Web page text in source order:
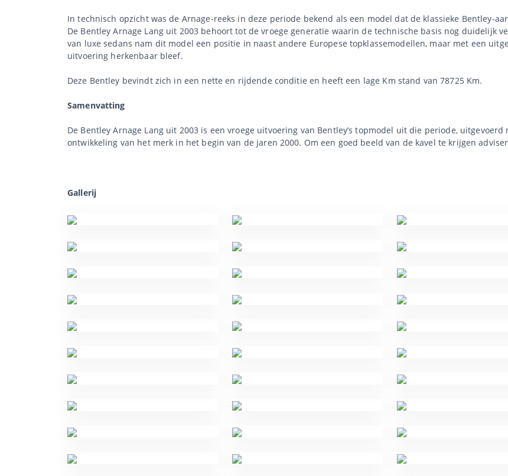
In technisch opzicht was de Arnage-reeks in deze periode bekend als een model dat de klassieke Bentley-
De Bentley Arnage Lang uit 2003 behoort tot de vroege generatie waarin de technische basis nog duidelijk
van luxe sedans nam dit model een positie in naast andere Europese topklassemodellen, maar met een
uitvoering herkenbaar bleef.
Deze Bentley bevindt zich in een nette en rijdende conditie en heeft een lage Km stand van 78725 Km.
Samenvatting
De Bentley Arnage Lang uit 2003 is een vroege uitvoering van Bentley’s topmodel uit die periode,
ontwikkeling van het merk in het begin van de jaren 2000. Om een goed beeld van de kavel te krijgen
Gallerij